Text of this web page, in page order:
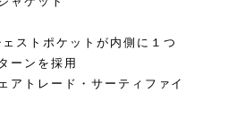
ストポケットが内側に１つ
ーンを採用
アトレード・サーティファイ